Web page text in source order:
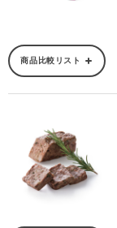
商品比較リスト